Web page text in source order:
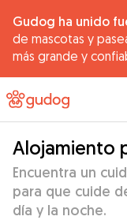
Gudog ha unido
de mascotas y
más grande y
Alojamiento
Encuentra un
para que cuide
día y la noche.